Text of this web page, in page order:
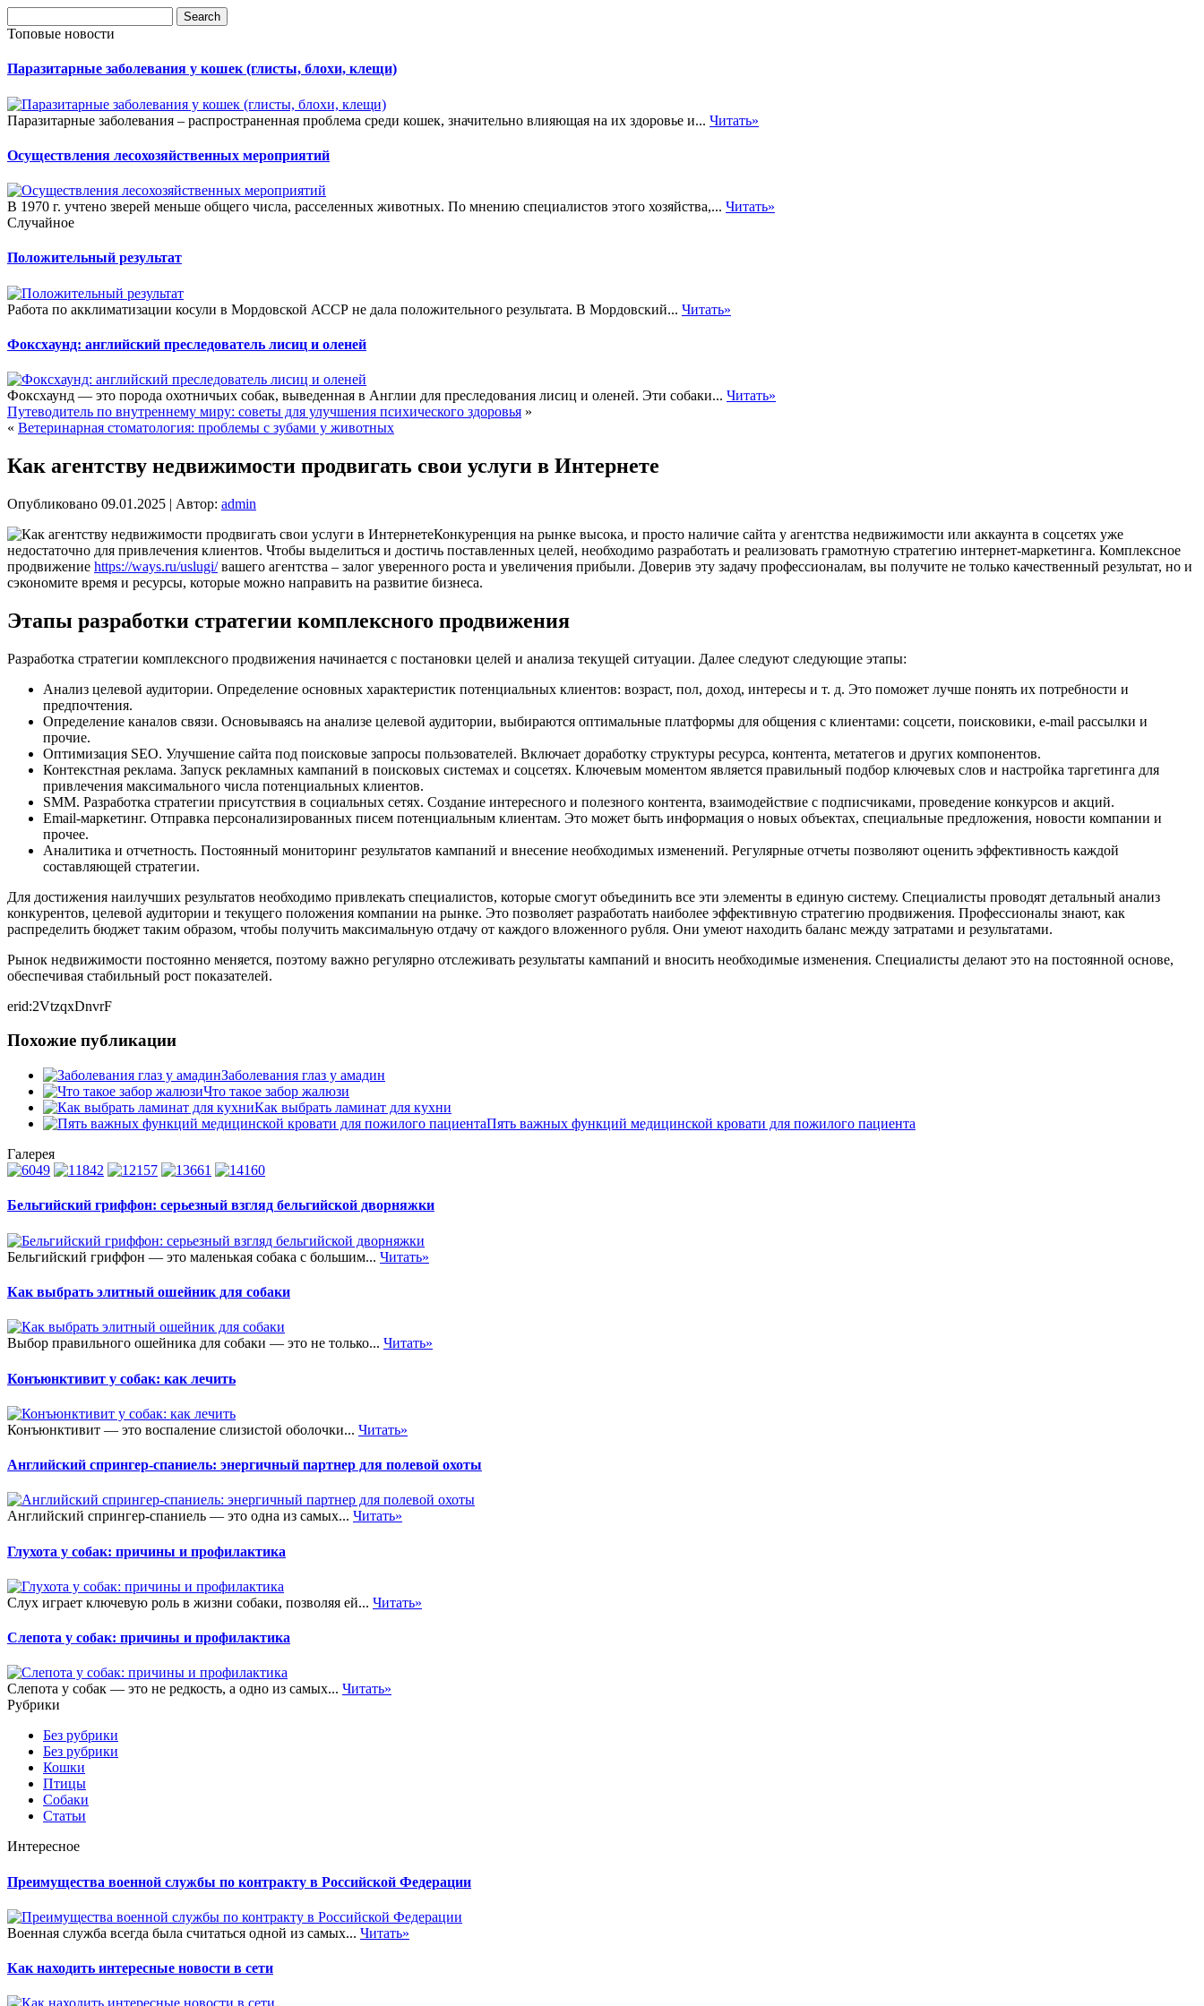
Топовые новости
Паразитарные заболевания у кошек (глисты, блохи, клещи)
Паразитарные заболевания – распространенная проблема среди кошек, значительно влияющая на их здоровье и... Читать»
Осуществления лесохозяйственных мероприятий
В 1970 г. учтено зверей меньше общего числа, расселенных животных. По мнению специалистов этого хозяйства,... Читать»
Случайное
Положительный результат
Работа по акклиматизации косули в Мордовской АССР не дала положительного результата. В Мордовский... Читать»
Фоксхаунд: английский преследователь лисиц и оленей
Фоксхаунд — это порода охотничьих собак, выведенная в Англии для преследования лисиц и оленей. Эти собаки... Читать»
Путеводитель по внутреннему миру: советы для улучшения психического здоровья »
« Ветеринарная стоматология: проблемы с зубами у животных
Как агентству недвижимости продвигать свои услуги в Интернете
Опубликовано 09.01.2025 | Автор: admin
Конкуренция на рынке высока, и просто наличие сайта у агентства недвижимости или аккаунта в соцсетях уже
недостаточно для привлечения клиентов. Чтобы выделиться и достичь поставленных целей, необходимо разработать и реализовать грамотную стратегию интернет-маркетинга. Комплексное
продвижение https://ways.ru/uslugi/вашего агентства – залог уверенного роста и увеличения прибыли. Доверив эту задачу профессионалам, вы получите не только качественный результат, но и
сэкономите время и ресурсы, которые можно направить на развитие бизнеса.
Этапы разработки стратегии комплексного продвижения
Разработка стратегии комплексного продвижения начинается с постановки целей и анализа текущей ситуации. Далее следуют следующие этапы:
Анализ целевой аудитории. Определение основных характеристик потенциальных клиентов: возраст, пол, доход, интересы и т. д. Это поможет лучше понять их потребности и
предпочтения.
Определение каналов связи. Основываясь на анализе целевой аудитории, выбираются оптимальные платформы для общения с клиентами: соцсети, поисковики, e-mail рассылки и
прочие.
Оптимизация SEO. Улучшение сайта под поисковые запросы пользователей. Включает доработку структуры ресурса, контента, метатегов и других компонентов.
Контекстная реклама. Запуск рекламных кампаний в поисковых системах и соцсетях. Ключевым моментом является правильный подбор ключевых слов и настройка таргетинга для
привлечения максимального числа потенциальных клиентов.
SMM. Разработка стратегии присутствия в социальных сетях. Создание интересного и полезного контента, взаимодействие с подписчиками, проведение конкурсов и акций.
Email-маркетинг. Отправка персонализированных писем потенциальным клиентам. Это может быть информация о новых объектах, специальные предложения, новости компании и
прочее.
Аналитика и отчетность. Постоянный мониторинг результатов кампаний и внесение необходимых изменений. Регулярные отчеты позволяют оценить эффективность каждой
составляющей стратегии.
Для достижения наилучших результатов необходимо привлекать специалистов, которые смогут объединить все эти элементы в единую систему. Специалисты проводят детальный анализ
конкурентов, целевой аудитории и текущего положения компании на рынке. Это позволяет разработать наиболее эффективную стратегию продвижения. Профессионалы знают, как
распределить бюджет таким образом, чтобы получить максимальную отдачу от каждого вложенного рубля. Они умеют находить баланс между затратами и результатами.
Рынок недвижимости постоянно меняется, поэтому важно регулярно отслеживать результаты кампаний и вносить необходимые изменения. Специалисты делают это на постоянной основе,
обеспечивая стабильный рост показателей.
erid:2VtzqxDnvrF
Похожие публикации
Заболевания глаз у амадин
Что такое забор жалюзи
Как выбрать ламинат для кухни
Пять важных функций медицинской кровати для пожилого пациента
Галерея
Бельгийский гриффон: серьезный взгляд бельгийской дворняжки
Бельгийский гриффон — это маленькая собака с большим... Читать»
Как выбрать элитный ошейник для собаки
Выбор правильного ошейника для собаки — это не только... Читать»
Конъюнктивит у собак: как лечить
Конъюнктивит — это воспаление слизистой оболочки... Читать»
Английский спрингер-спаниель: энергичный партнер для полевой охоты
Английский спрингер-спаниель — это одна из самых... Читать»
Глухота у собак: причины и профилактика
Слух играет ключевую роль в жизни собаки, позволяя ей... Читать»
Слепота у собак: причины и профилактика
Слепота у собак — это не редкость, а одно из самых... Читать»
Рубрики
Без рубрики
Без рубрики
Кошки
Птицы
Собаки
Статьи
Интересное
Преимущества военной службы по контракту в Российской Федерации
Военная служба всегда была считаться одной из самых... Читать»
Как находить интересные новости в сети